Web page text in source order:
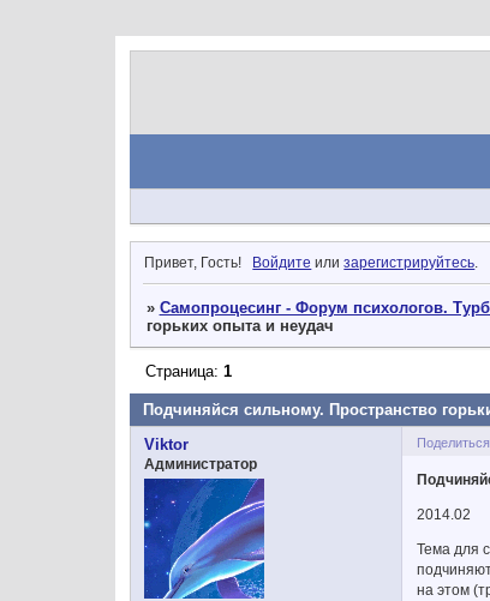
Привет, Гость! Войдите илизарегистрируйтесь
» Самопроцесинг - Форум психологов.
горьких опыта и неудач
Подчиняйся сильному. Пространство
Страница: 1
Поделиться
Viktor
Администратор
2014.02
Тема для
на этом